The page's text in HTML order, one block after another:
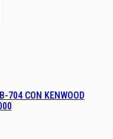
704 CON KENWOOD